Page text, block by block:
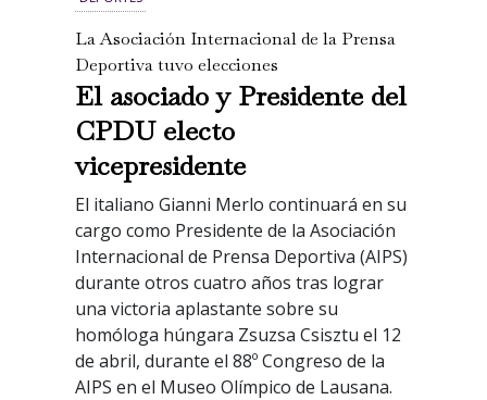
La Asociación Internacional de la Prensa
Deportiva tuvo elecciones
El asociado y Presidente del
CPDU electo
vicepresidente
El italiano Gianni Merlo continuará en su
cargo como Presidente de la Asociación
Internacional de Prensa Deportiva (AIPS)
durante otros cuatro años tras lograr
una victoria aplastante sobre su
homóloga húngara Zsuzsa Csisztu el 12
de abril, durante el 88º Congreso de la
AIPS en el Museo Olímpico de Lausana.